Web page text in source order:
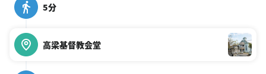
5分
高梁基督教会堂